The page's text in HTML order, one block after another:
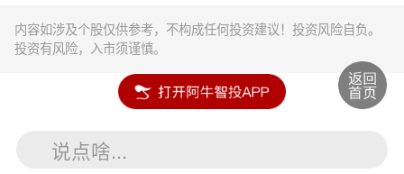
内容如涉及个股仅供参考，不构成任何投资建议！投资风险自负。
投资有风险，入市须谨慎。
说点啥...